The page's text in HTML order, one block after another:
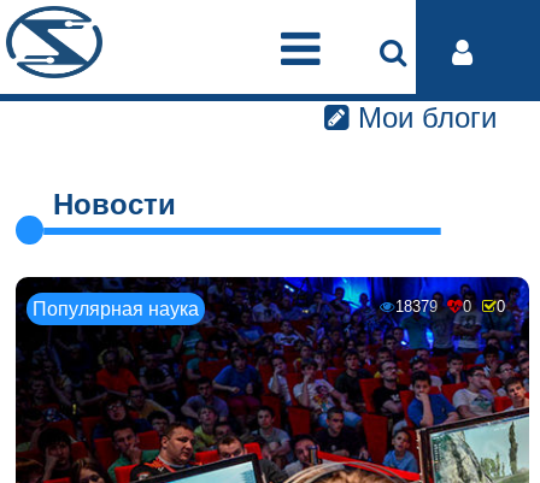
Мои блоги
Новости
Популярная наука 18379 0 0